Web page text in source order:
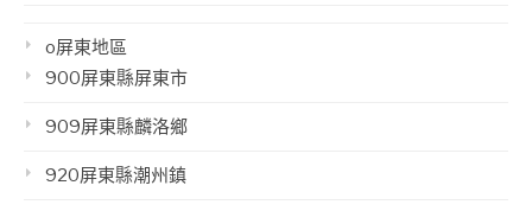
o屏東地區
900屏東縣屏東市
909屏東縣麟洛鄉
920屏東縣潮州鎮